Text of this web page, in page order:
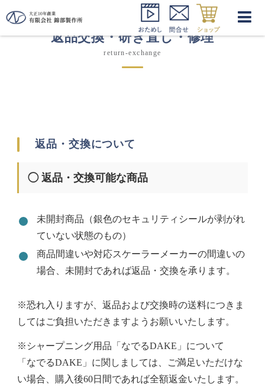
返品交換・研ぎ直し・修理
return-exchange
返品・交換について
◯ 返品・交換可能な商品
未開封商品（銀色のセキュリティシールが剥がれ
ていない状態のもの）
商品間違いや対応スケーラーメーカーの間違いの
場合、未開封であれば返品・交換を承ります。
※恐れ入りますが、返品および交換時の送料につきま
してはご負担いただきますようお願いいたします。
※シャープニング用品「なでるDAKE」について
「なでるDAKE」に関しましては、ご満足いただけな
い場合、購入後60日間であれば全額返金いたします。